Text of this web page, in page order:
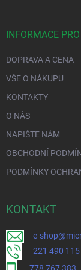
INFORMACE
DOPRAVA A CENA
VŠE O NÁKUPU
KONTAKTY
O NÁS
NAPIŠTE NÁM
OBCHODNÍ
PODMÍNKY
KONTAKT
e-
221 490 115